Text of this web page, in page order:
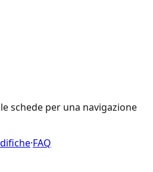
schede per una navigazione
·FAQ